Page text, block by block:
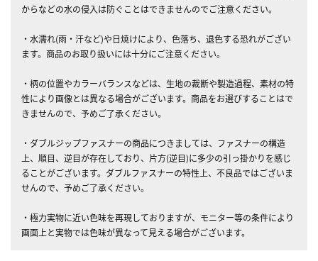
からなどの水の侵入は防ぐことはできませんのでご注意ください。
・水濡れ(雨・汗など)や日焼けにより、色落ち、退色する恐れがござい
ます。商品のお取り扱いには十分にご注意ください。
・柄の位置やカラーバランスなどは、生地の裁断や製造過程、素材の特
性により画像とは異なる場合がございます。商品をお選びすることはで
きませんので、予めご了承ください。
・ダブルジップファスナーの商品につきましては、ファスナーの構造
上、順目、逆目が存在しており、片方(逆目)に多少の引っ掛かりを感じ
ることがございます。ダブルファスナーの特性上、不良品ではございま
せんので、予めご了承ください。
・極力実物に近い色味を再現しておりますが、モニター等の条件により
画面上と実物では色味が異なって見える場合がございます。